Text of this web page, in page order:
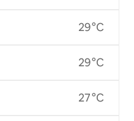
29 °C
29 °C
27 °C